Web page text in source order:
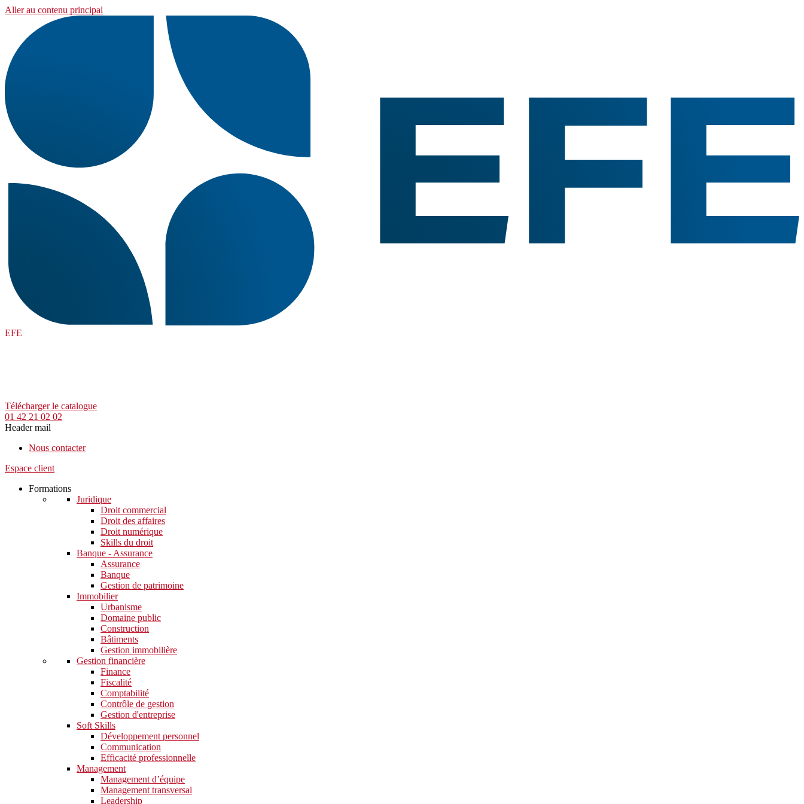
Aller au contenu principal
EFE
Télécharger le catalogue
01 42 21 02 02
Header mail
Nous contacter
Espace client
Formations
Juridique
Droit commercial
Droit des affaires
Droit numérique
Skills du droit
Banque - Assurance
Assurance
Banque
Gestion de patrimoine
Immobilier
Urbanisme
Domaine public
Construction
Bâtiments
Gestion immobilière
Gestion financière
Finance
Fiscalité
Comptabilité
Contrôle de gestion
Gestion d'entreprise
Soft Skills​
Développement personnel
Communication
Efficacité professionnelle
Management
Management d’équipe
Management transversal
Leadership